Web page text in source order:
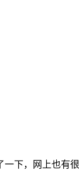
下，网上也有很